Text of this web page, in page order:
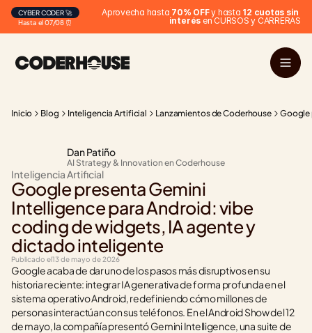
Hasta el 07/08 ⏰
CYBER CODER 🚀 Aprovecha hasta 70% OFF y hasta 12 cuotas sin
interés en CURSOS y CARRERAS
Inicio Blog Inteligencia Artificial Lanzamientos de Coderhouse Google
Dan Patiño
AI Strategy & Innovation en Coderhouse
Inteligencia Artificial
Google presenta Gemini
Intelligence para Android: vibe
coding de widgets, IA agente y
dictado inteligente
Publicado el13 de mayo de 2026
Google acaba de dar uno de los pasos más disruptivos en su
historia reciente: integrar IA generativa de forma profunda en el
sistema operativo Android, redefiniendo cómo millones de
personas interactúan con sus teléfonos. En el Android Show del 12
de mayo, la compañía presentó Gemini Intelligence, una suite de